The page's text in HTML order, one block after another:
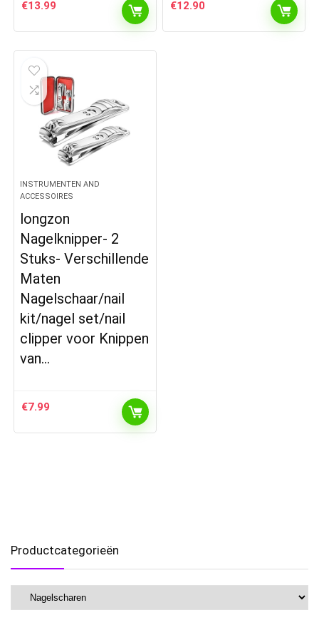
€13.99 €12.90
INSTRUMENTEN AND
ACCESSOIRES
longzon
Nagelknipper- 2
Stuks- Verschillende
Maten
Nagelschaar/nail
kit/nagel set/nail
clipper voor Knippen
van…
€7.99
Productcategorieën